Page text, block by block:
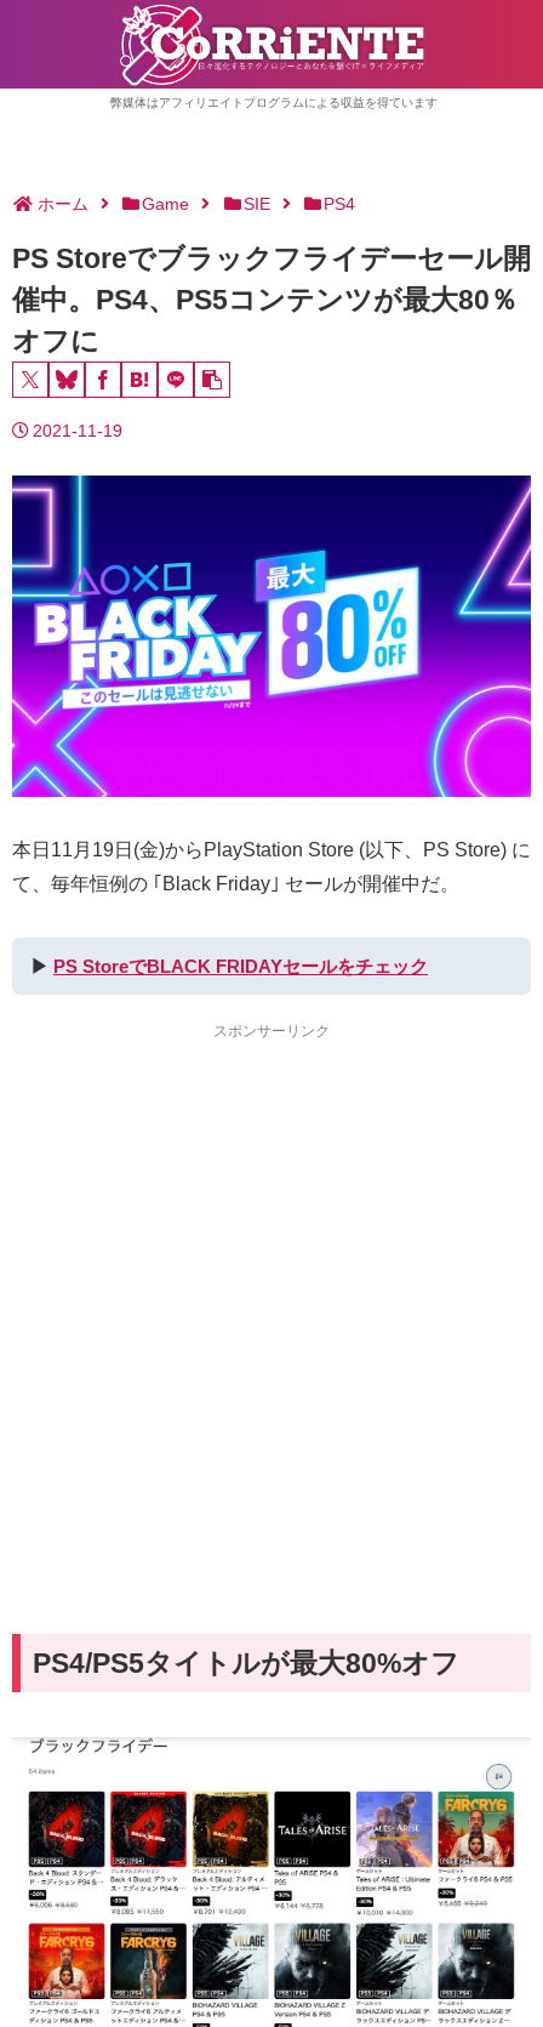
弊媒体はアフィリエイトプログラムによる収益を得ています
ホーム Game SIE PS4
PS Storeでブラックフライデーセール開
催中。PS4、PS5コンテンツが最大80％
オフに
2021-11-19
本日11月19日(金)からPlayStation Store (以下、PS Store) に
て、毎年恒例の ｢Black Friday｣ セールが開催中だ。
▶︎ PS StoreでBLACK FRIDAYセールをチェック
スポンサーリンク
PS4/PS5タイトルが最大80%オフ